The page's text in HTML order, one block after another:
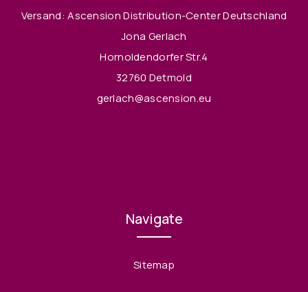
Versand: Ascension Distribution-Center Deutschland
Jona Gerlach
Hornoldendorfer Str.4
32760 Detmold
gerlach@ascension.eu
Navigate
Sitemap